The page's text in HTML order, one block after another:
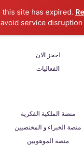
avoid service disruption.
احجز الان
الفعاليات
منصة الملكية الفكرية
منصة الخبراء و المختصيين
منصة الموهوبين